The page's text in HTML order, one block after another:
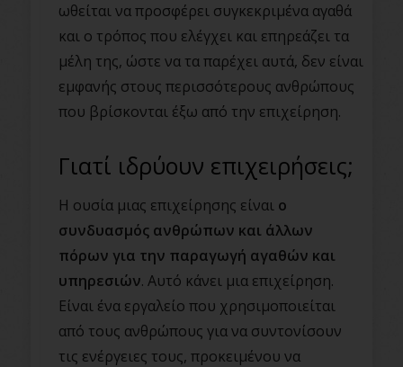
ωθείται να προσφέρει συγκεκριμένα αγαθά
και ο τρόπος που ελέγχει και επηρεάζει τα
μέλη της, ώστε να τα παρέχει αυτά, δεν είναι
εμφανής στους περισσότερους ανθρώπους
που βρίσκονται έξω από την επιχείρηση.
Γιατί ιδρύουν επιχειρήσεις;
Η ουσία μιας επιχείρησης είναι ο
συνδυασμός ανθρώπων και άλλων
πόρων για την παραγωγή αγαθών και
υπηρεσιών. Αυτό κάνει μια επιχείρηση.
Είναι ένα εργαλείο που χρησιμοποιείται
από τους ανθρώπους για να συντονίσουν
τις ενέργειες τους, προκειμένου να